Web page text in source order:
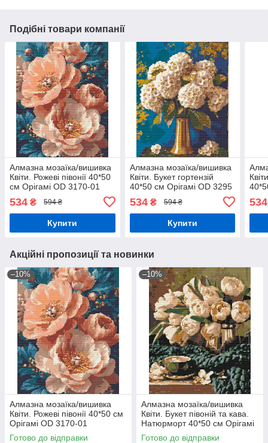
Подібні товари компанії
Алмазна мозаїка/вишивка
Квіти. Рожеві півонії 40*50
см Орігамі OD 3170-01
534 ₴ 594 ₴
Купити
Алмазна мозаїка/вишивка
Квіти. Букет гортензій
40*50 см Орігамі OD 3295
534₴ 594 ₴
Купити
534
Акційні пропозиції та новинки
–10%
Алмазна мозаїка/вишивка
Квіти. Рожеві півонії 40*50 см
Орігамі OD 3170-01
Готово до відправки
–10%
Алмазна мозаїка/вишивка
Квіти. Букет півоній та кава.
Натюрморт 40*50 см Орігамі
OD 30980-01
Готово до відправки